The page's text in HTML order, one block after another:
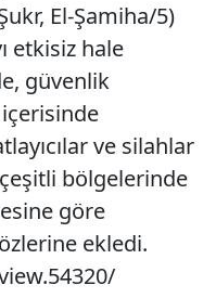
El-Şamiha/5)
etkisiz hale
güvenlik
ve silahlar
bölgelerinde
göre
ekledi.